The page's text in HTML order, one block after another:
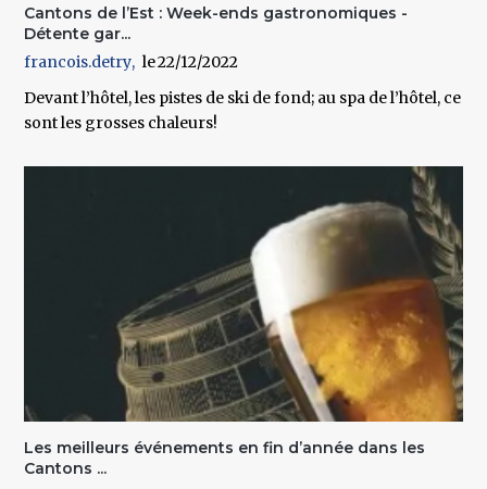
Cantons de l’Est : Week-ends gastronomiques -
Détente gar...
francois.detry
22/12/2022
Devant l’hôtel, les pistes de ski de fond; au spa de l’hôtel, ce
sont les grosses chaleurs!
Les meilleurs événements en fin d’année dans les
Cantons ...